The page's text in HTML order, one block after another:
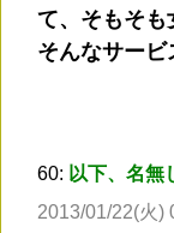
て、そもそも
そんなサービ
60: 以下、名無
2013/01/22(火)